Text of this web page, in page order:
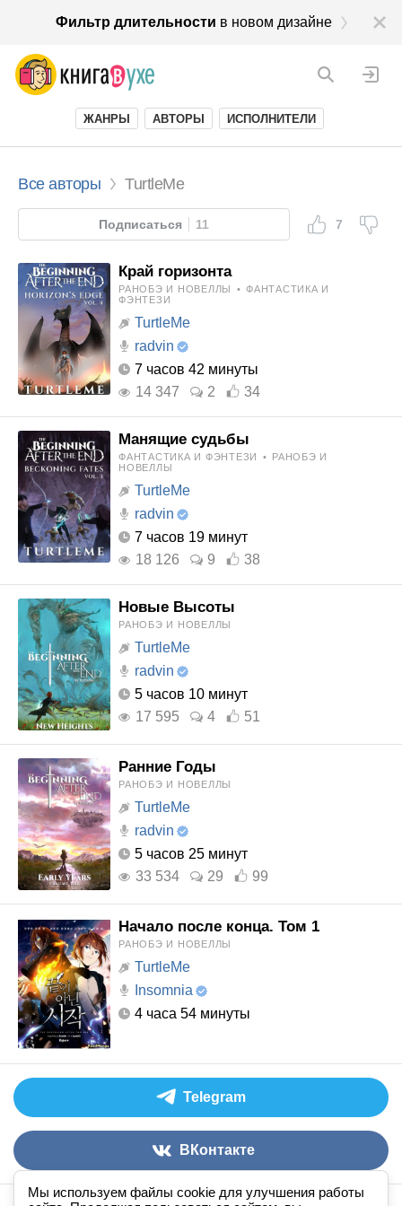
Мы используем файлы cookie для улучшения работы
Фильтр длительности в новом дизайне
ЖАНРЫ АВТОРЫ ИСПОЛНИТЕЛИ
Все авторы TurtleMe
Подписаться 11 7
Край горизонта
РАНОБЭ И НОВЕЛЛЫ • ФАНТАСТИКА И
ФЭНТЕЗИ
TurtleMe
radvin
7 часов 42 минуты
14 347
2 34
Манящие судьбы
ФАНТАСТИКА И ФЭНТЕЗИ • РАНОБЭ И
НОВЕЛЛЫ
TurtleMe
radvin
7 часов 19 минут
18 126
9 38
Новые Высоты
РАНОБЭ И НОВЕЛЛЫ
TurtleMe
radvin
5 часов 10 минут
17 595
4 51
Ранние Годы
РАНОБЭ И НОВЕЛЛЫ
TurtleMe
radvin
5 часов 25 минут
33 534
29 99
Начало после конца. Том 1
РАНОБЭ И НОВЕЛЛЫ
TurtleMe
Insomnia
4 часа 54 минуты
Telegram
ВКонтакте